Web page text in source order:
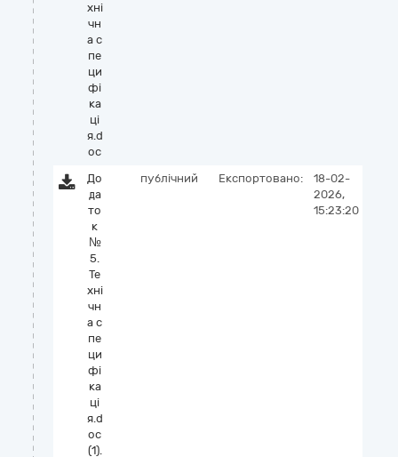
хні
чн
а с
пе
ци
фі
ка
ці
я.d
oc
До
да
то
к
№
5.
Те
хні
чн
а с
пе
ци
фі
ка
ці
я.d
oc
(1).
публічний Експортовано:
18-02-
2026,
15:23:20